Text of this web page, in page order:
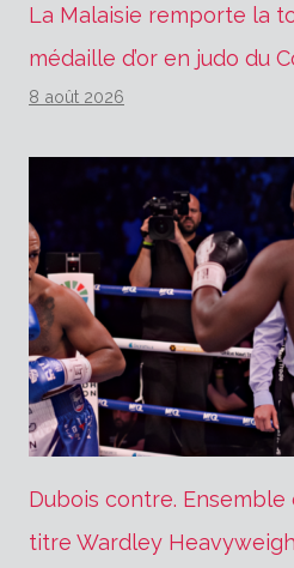
La Malaisie remporte la
médaille d’or en judo du
8 août 2026
Dubois contre.
titre Wardley